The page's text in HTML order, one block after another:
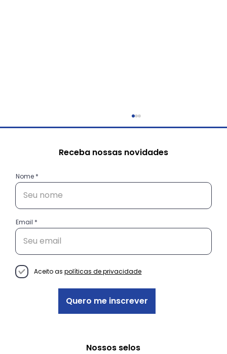
Do “Oi!” ao Cliente Fiel: como a
Receba nossas novidades
Nome
Email
Aceito as políticas de privacidade
Quero me inscrever
Nossos selos